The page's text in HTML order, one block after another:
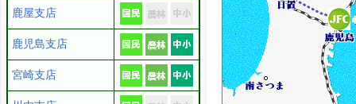
鹿屋支店
鹿児島支店
宮崎支店